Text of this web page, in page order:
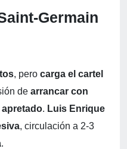
Germain
, pero carga el cartel
de arrancar con
. Luis Enrique
, circulación a 2-3
.